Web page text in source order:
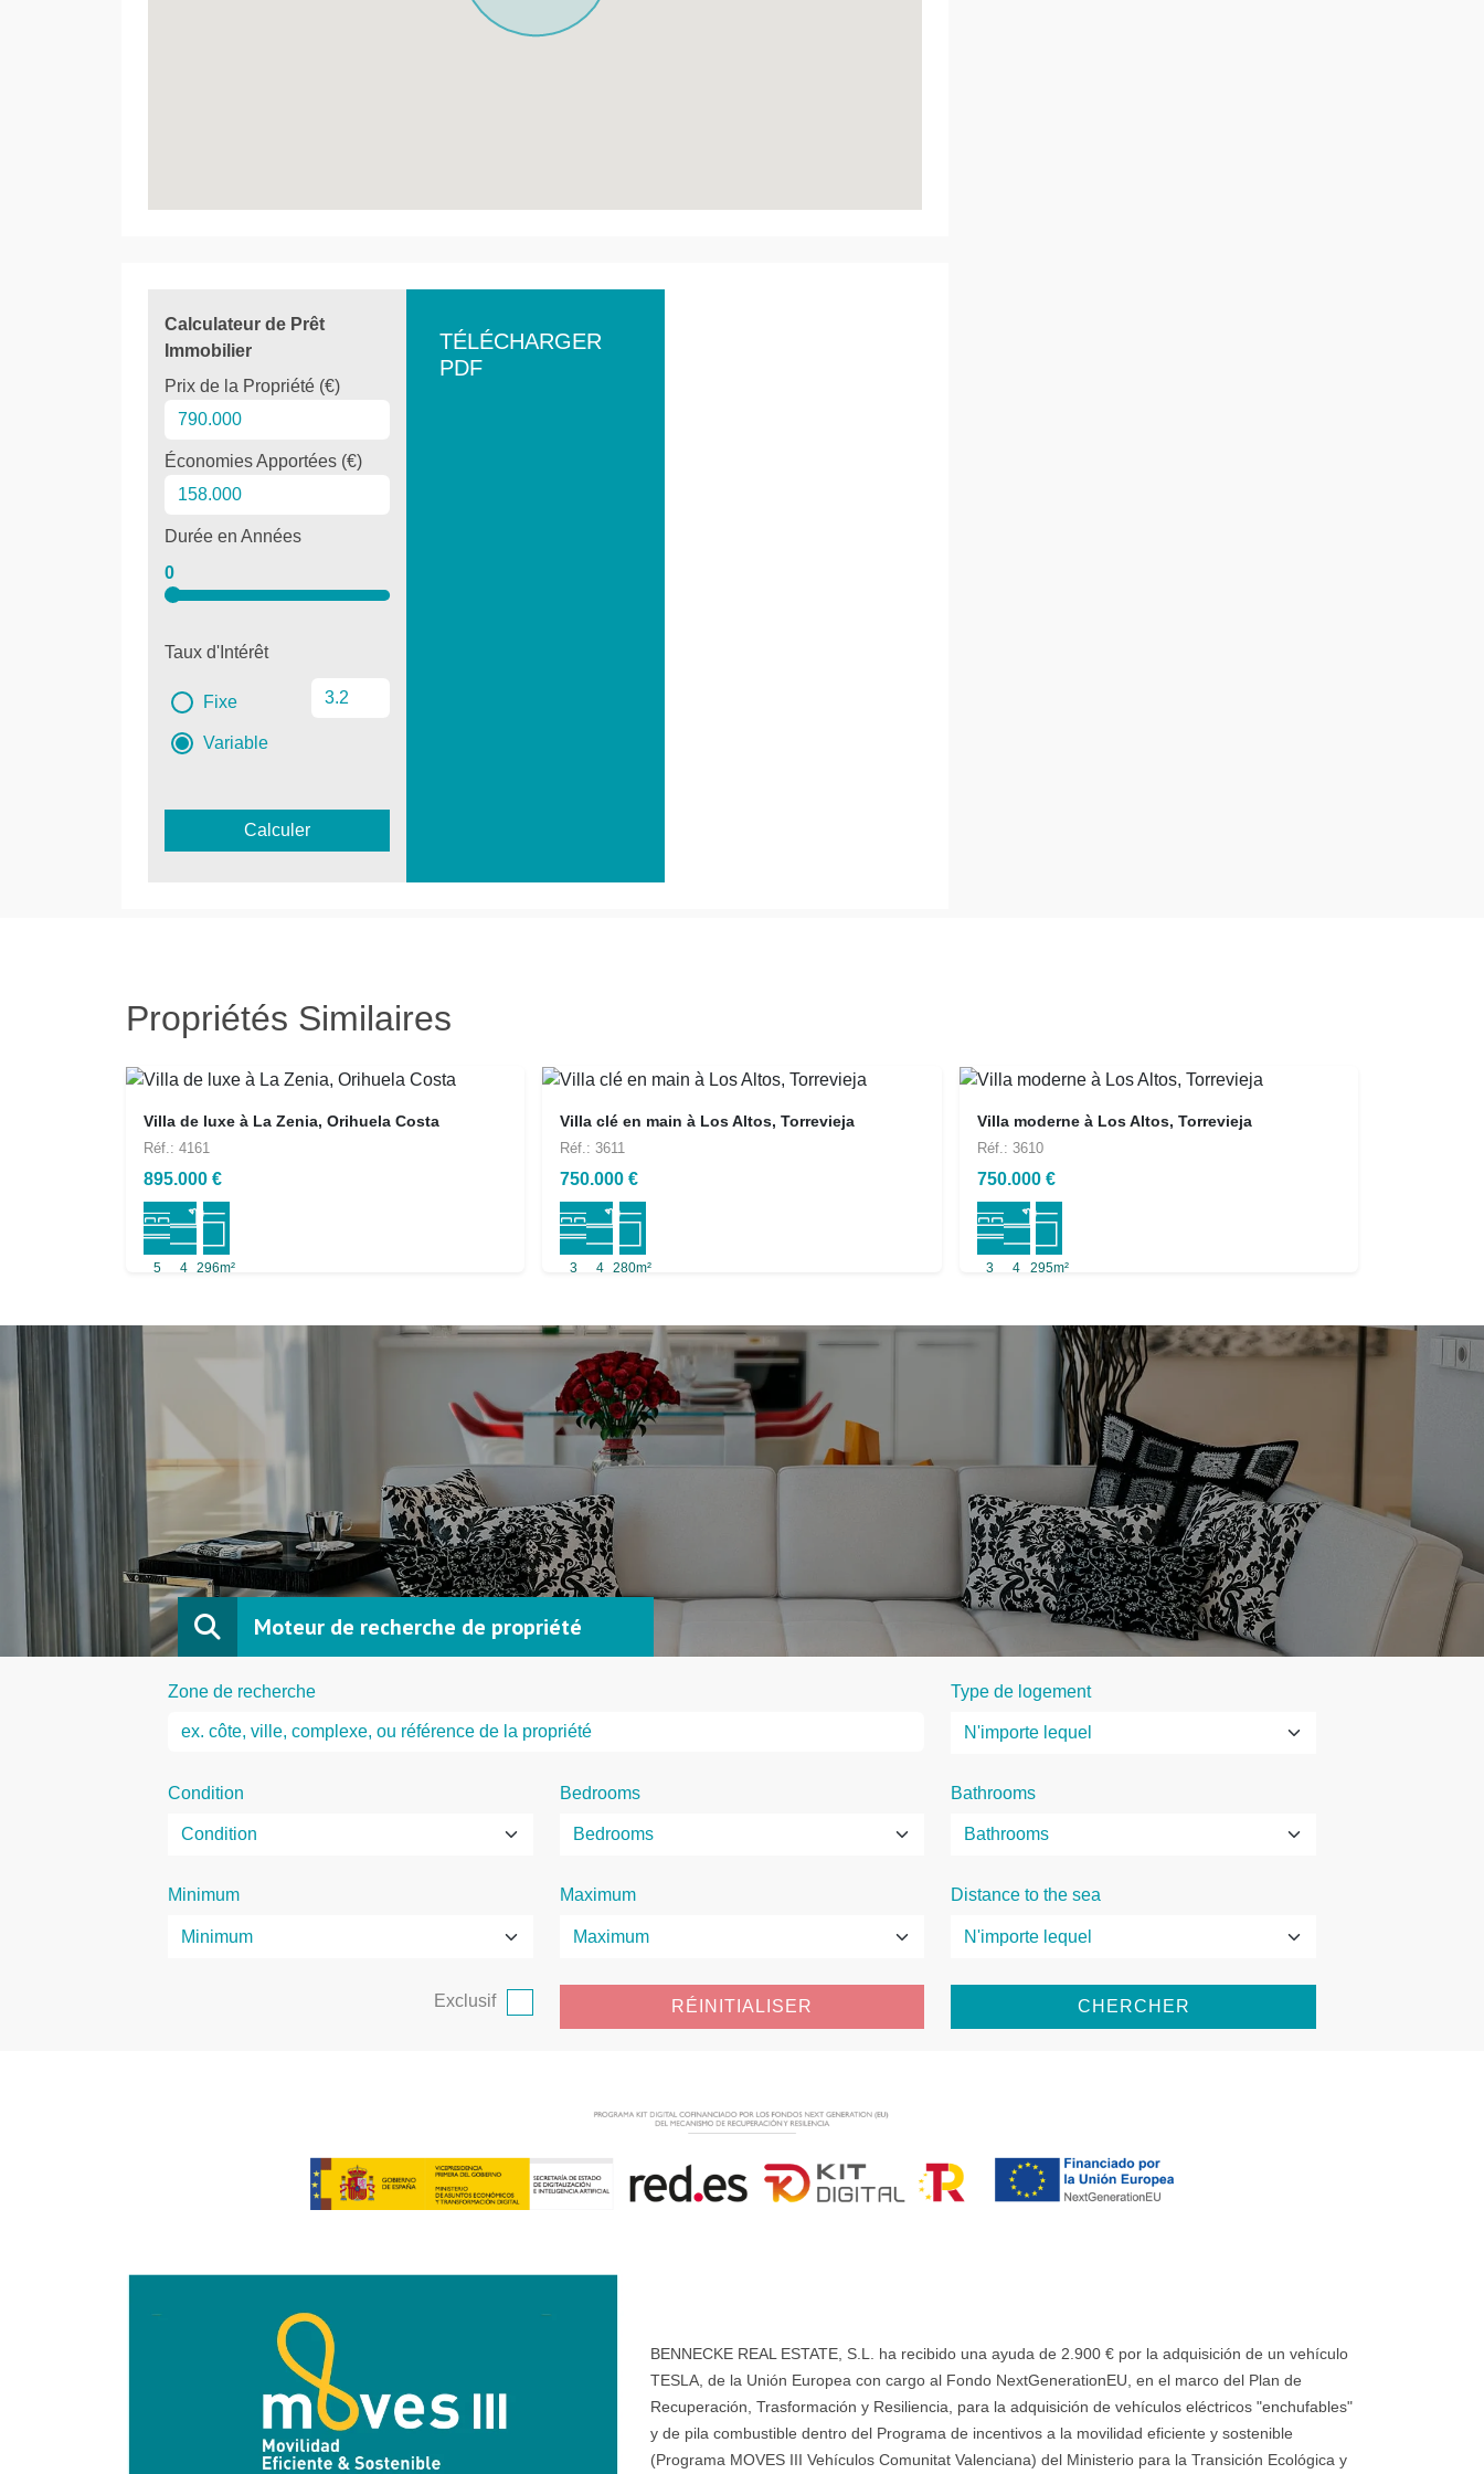
Calculateur de Prêt
Immobilier
Prix de la Propriété (€)
Économies Apportées (€)
Durée en Années
0
Taux d'Intérêt
Fixe
Variable
Calculer
TÉLÉCHARGER
PDF
Propriétés Similaires
Villa de luxe à La Zenia, Orihuela Costa
Réf.: 4161
895.000 €
5 4 296m²
Villa clé en main à Los Altos, Torrevieja
Réf.: 3611
750.000 €
3 4 280m²
Villa moderne à Los Altos, Torrevieja
Réf.: 3610
750.000 €
3 4 295m²
Moteur de recherche de propriété
Zone de recherche Type de logement
Condition Bedrooms Bathrooms
Minimum Maximum Distance to the sea
Exclusif RÉINITIALISER CHERCHER
BENNECKE REAL ESTATE, S.L. ha recibido una ayuda de 2.900 € por la adquisición de un vehículo
TESLA, de la Unión Europea con cargo al Fondo NextGenerationEU, en el marco del Plan de
Recuperación, Trasformación y Resiliencia, para la adquisición de vehículos eléctricos "enchufables"
y de pila combustible dentro del Programa de incentivos a la movilidad eficiente y sostenible
(Programa MOVES III Vehículos Comunitat Valenciana) del Ministerio para la Transición Ecológica y